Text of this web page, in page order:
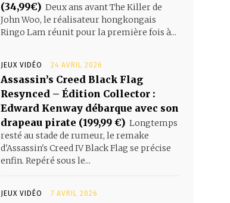
(34,99€) Deux ans avant The Killer de
John Woo, le réalisateur hongkongais
Ringo Lam réunit pour la première fois à...
JEUX VIDÉO 24 AVRIL 2026
Assassin’s Creed Black Flag
Resynced – Édition Collector :
Edward Kenway débarque avec son
drapeau pirate (199,99 €) Longtemps
resté au stade de rumeur, le remake
d'Assassin's Creed IV Black Flag se précise
enfin. Repéré sous le...
JEUX VIDÉO 7 AVRIL 2026